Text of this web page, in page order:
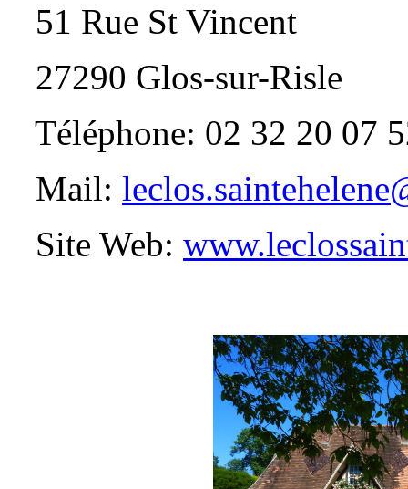
51 Rue St Vincent
27290 Glos-sur-Risle
Téléphone: 02 32 20 07
Mail:
Site Web: